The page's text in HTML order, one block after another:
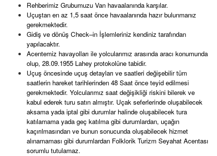
Rehberimiz Grubumuzu Van havaalanında karşılar.
Uçuştan en az 1,5 saat önce havaalanında hazır bulunmanız
gerekmektedir.
Gidiş ve dönüş Check–in İşlemleriniz kendiniz tarafından
yapılacaktır.
Acentemiz havayolları ile yolcularımız arasında aracı konumunda
olup, 28.09.1955 Lahey protokolüne tabidir.
Uçuş öncesinde uçuş detayları ve saatleri değişebilir tüm
saatlerin hareket tarihlerinden 48 Saat önce teyid edilmesi
gerekmektedir. Yolcularımız saat değişikliği riskini bilerek ve
kabul ederek turu satın almıştır. Uçak seferlerinde oluşabilecek
aksama yada iptal gibi durumlar halinde oluşabilecek tura
katılamama yada geç katılma gibi durumlardan, uçağın
kaçırılmasından ve bunun sonucunda oluşabilecek hizmet
alınamaması gibi durumlardan Folklorik Turizm Seyahat Acentası
sorumlu tutulamaz.